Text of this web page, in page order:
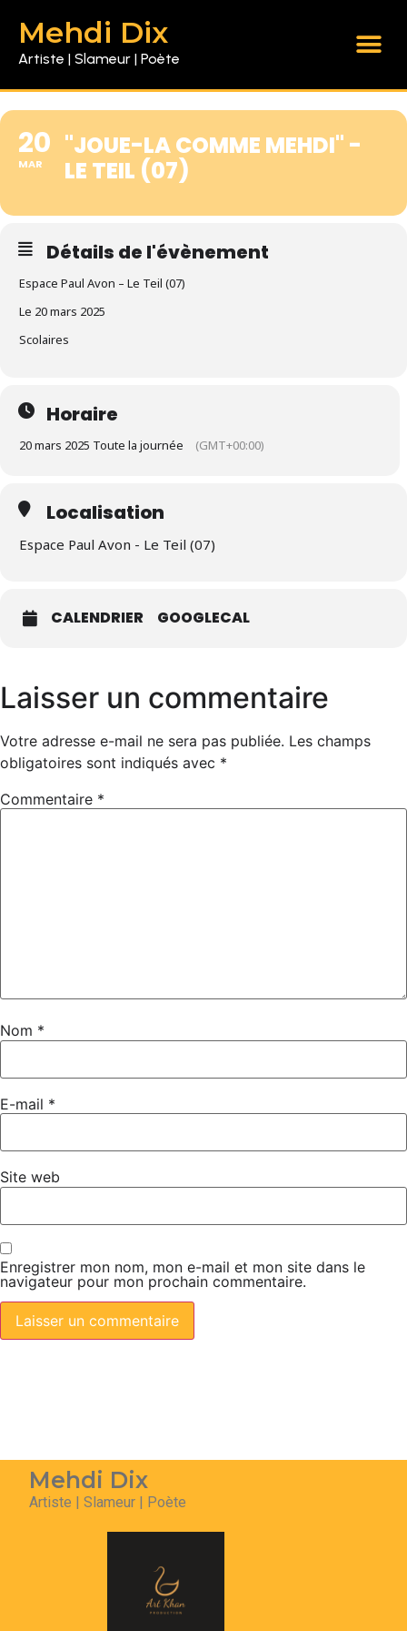
Mehdi Dix
Artiste | Slameur | Poète
20
MAR
"JOUE-LA COMME MEHDI" -
LE TEIL (07)
Détails de l'évènement
Espace Paul Avon – Le Teil (07)
Le 20 mars 2025
Scolaires
Horaire
20 mars 2025 Toute la journée (GMT+00:00)
Localisation
Espace Paul Avon - Le Teil (07)
CALENDRIER GOOGLECAL
Laisser un commentaire
Votre adresse e-mail ne sera pas publiée. Les champs
obligatoires sont indiqués avec *
Commentaire *
Nom *
E-mail *
Site web
Enregistrer mon nom, mon e-mail et mon site dans le
navigateur pour mon prochain commentaire.
Mehdi Dix
Artiste | Slameur | Poète